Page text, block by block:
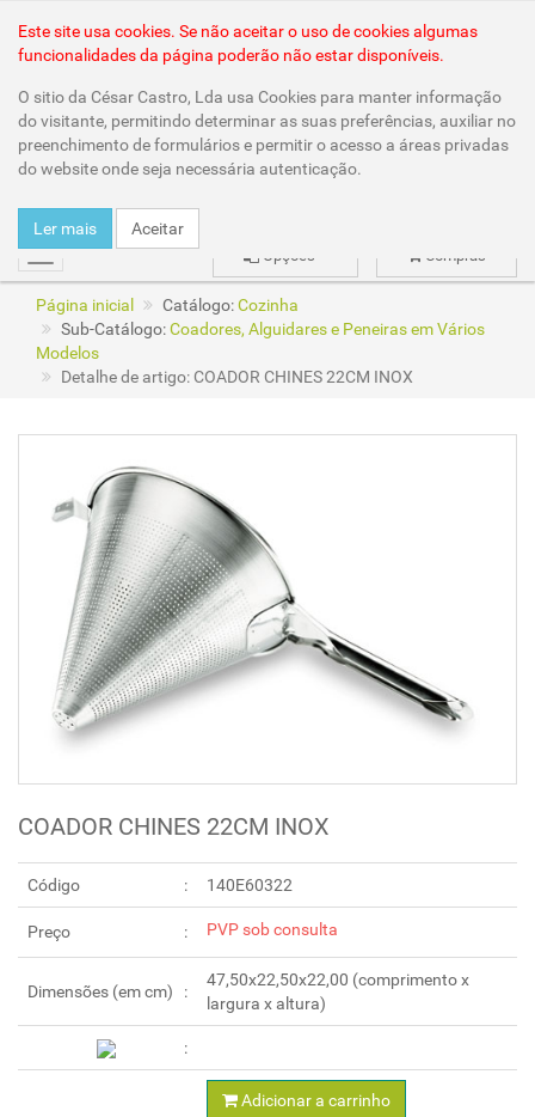
mudar Compras
Opções
Este site usa cookies. Se não aceitar o uso de cookies algumas
funcionalidades da página poderão não estar disponíveis.
O sitio da César Castro, Lda usa Cookies para manter informação
do visitante, permitindo determinar as suas preferências, auxiliar no
preenchimento de formulários e permitir o acesso a áreas privadas
do website onde seja necessária autenticação.
Ler mais Aceitar
Página inicial Catálogo:Cozinha
Sub-Catálogo:Coadores, Alguidares e Peneiras em Vários
Modelos
Detalhe de artigo: COADOR CHINES 22CM INOX
COADOR CHINES 22CM INOX
Código 140E60322
Preço PVP sob consulta
Dimensões (em cm)
47,50x22,50x22,00 (comprimento x
largura x altura)
Adicionar a carrinho